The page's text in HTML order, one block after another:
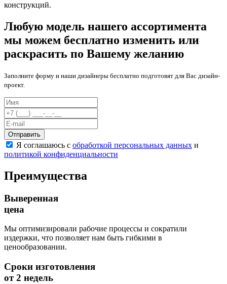
конструкций.
Любую модель нашего ассортимента
мы можем бесплатно изменить или
раскрасить по Вашему желанию
Заполните форму и наши дизайнеры бесплатно подготовят для Вас дизайн-
проект.
Отправить
Я соглашаюсь с обработкой персональных данных и
политикой конфиденциальности
Преимущества
Выверенная
цена
Мы оптимизировали рабочие процессы и сократили
издержки, что позволяет нам быть гибкими в
ценообразовании.
Сроки изготовления
от 2 недель